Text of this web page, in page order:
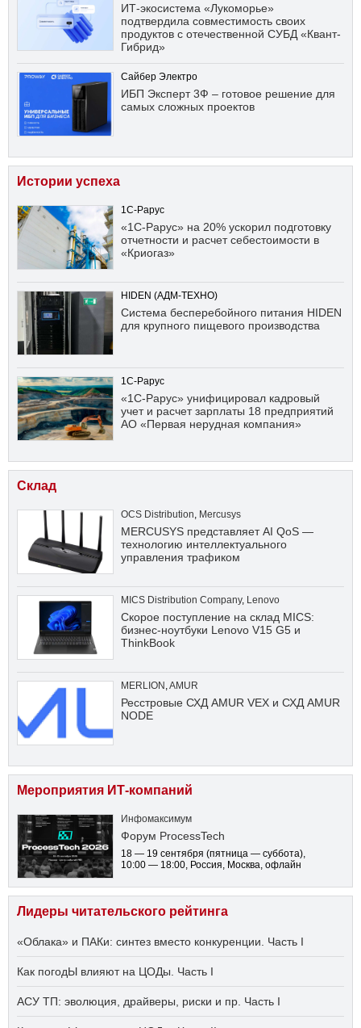
ИТ-экосистема «Лукоморье»
подтвердила совместимость своих
продуктов с отечественной СУБД «Квант-
Гибрид»
Сайбер Электро
ИБП Эксперт 3Ф – готовое решение для
самых сложных проектов
Истории успеха
1С-Рарус
«1С-Рарус» на 20% ускорил подготовку
отчетности и расчет себестоимости в
«Криогаз»
HIDEN (АДМ-ТЕХНО)
Система бесперебойного питания HIDEN
для крупного пищевого производства
1С-Рарус
«1С-Рарус» унифицировал кадровый
учет и расчет зарплаты 18 предприятий
АО «Первая нерудная компания»
Склад
OCS Distribution Mercusys
MERCUSYS представляет AI QoS —
технологию интеллектуального
управления трафиком
MICS Distribution Company, Lenovo
Скорое поступление на склад MICS:
бизнес-ноутбуки Lenovo V15 G5 и
ThinkBook
MERLION AMUR
Ресстровые СХД AMUR VEX и СХД AMUR
NODE
Мероприятия ИТ-компаний
Инфомаксимум
Форум ProcessTech
18 — 19 сентября (пятница — суббота)
10:00 — 18:00 , Россия, Москва, офлайн
Лидеры читательского рейтинга
«Облака» и ПАКи: синтез вместо конкуренции. Часть I
Как погодЫ влияют на ЦОДы. Часть I
АСУ ТП: эволюция, драйверы, риски и пр. Часть I